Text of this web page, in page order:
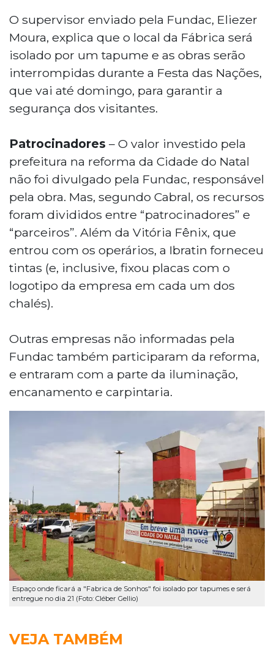
O supervisor enviado pela Fundac, Eliezer
Moura, explica que o local da Fábrica será
isolado por um tapume e as obras serão
interrompidas durante a Festa das Nações,
que vai até domingo, para garantir a
segurança dos visitantes.
Patrocinadores – O valor investido pela
prefeitura na reforma da Cidade do Natal
não foi divulgado pela Fundac, responsável
pela obra. Mas, segundo Cabral, os recursos
foram divididos entre “patrocinadores” e
“parceiros”. Além da Vitória Fênix, que
entrou com os operários, a Ibratin forneceu
tintas (e, inclusive, fixou placas com o
logotipo da empresa em cada um dos
chalés).
Outras empresas não informadas pela
Fundac também participaram da reforma,
e entraram com a parte da iluminação,
encanamento e carpintaria.
Espaço onde ficará a "Fabrica de Sonhos" foi isolado por tapumes e será
entregue no dia 21 (Foto: Cléber Gellio)
VEJA TAMBÉM